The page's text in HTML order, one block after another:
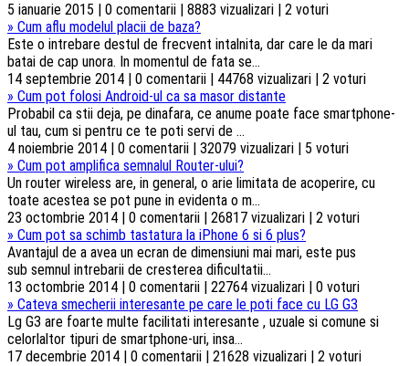
5 ianuarie 2015 | 0 comentarii | 8883 vizualizari | 2 voturi
» Cum aflu modelul placii de baza?
Este o intrebare destul de frecvent intalnita, dar care le da mari
batai de cap unora. In momentul de fata se...
14 septembrie 2014 | 0 comentarii | 44768 vizualizari | 2 voturi
» Cum pot folosi Android-ul ca sa masor distante
Probabil ca stii deja, pe dinafara, ce anume poate face smartphone-
ul tau, cum si pentru ce te poti servi de ...
4 noiembrie 2014 | 0 comentarii | 32079 vizualizari | 5 voturi
» Cum pot amplifica semnalul Router-ului?
Un router wireless are, in general, o arie limitata de acoperire, cu
toate acestea se pot pune in evidenta o m...
23 octombrie 2014 | 0 comentarii | 26817 vizualizari | 2 voturi
» Cum pot sa schimb tastatura la iPhone 6 si 6 plus?
Avantajul de a avea un ecran de dimensiuni mai mari, este pus
sub semnul intrebarii de cresterea dificultatii...
13 octombrie 2014 | 0 comentarii | 22764 vizualizari | 0 voturi
» Cateva smecherii interesante pe care le poti face cu LG G3
Lg G3 are foarte multe facilitati interesante , uzuale si comune si
celorlaltor tipuri de smartphone-uri, insa...
17 decembrie 2014 | 0 comentarii | 21628 vizualizari | 2 voturi